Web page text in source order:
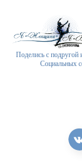
Поделись с подругой
Социальных